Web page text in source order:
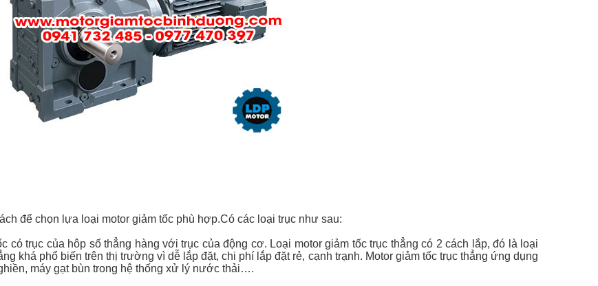
để chọn lựa loại motor giảm tốc phù hợp.Có các loại trục như sau:
có trục của hôp số thẳng hàng với trục của động cơ. Loại motor giảm tốc trục thẳng có 2 cách lắp, đó là loại
khá phổ biến trên thị trường vì dễ lắp đặt, chi phí lắp đặt rẻ, cạnh trạnh. Motor giảm tốc trục thẳng ứng dụng
máy gạt bùn trong hệ thống xử lý nước thải….